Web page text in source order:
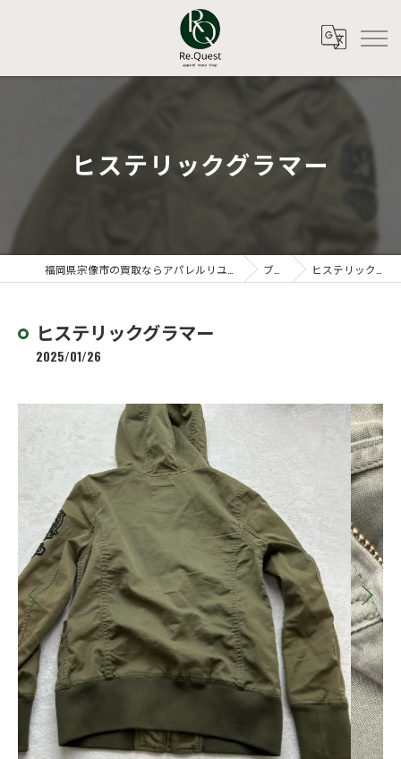
ヒステリックグラマー
ブログ ヒステリックグラマー
ヒステリックグラマー
2025/01/26